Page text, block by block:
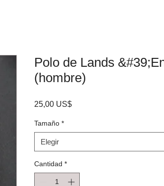
Polo de Lands
(hombre)
25,00 US$Precio
Tamaño *
Elegir
Cantidad *